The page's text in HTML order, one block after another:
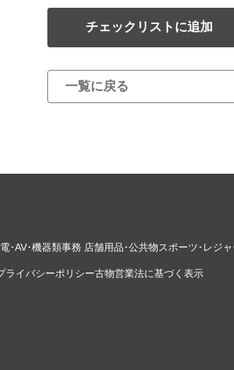
チェックリストに追加
一覧に戻る
･AV･機器類事務 店舗用品･公共物スポーツ･レジャ
ライバシーポリシー古物営業法に基づく表示